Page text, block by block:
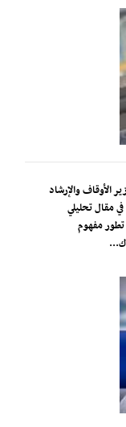
الأوقاف والإرشاد
مقال تحليلي
مفهوم
ك...